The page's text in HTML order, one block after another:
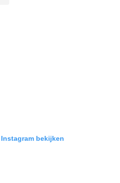
bekijken